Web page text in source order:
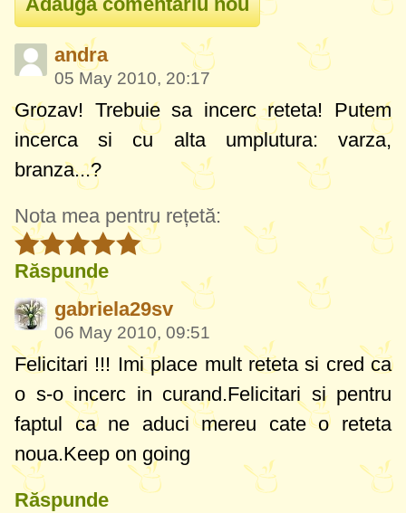
andra
05 May 2010, 20:17
Grozav! Trebuie sa incerc reteta! Putem
incerca si cu alta umplutura: varza,
branza...?
Nota mea pentru rețetă:
Răspunde
gabriela29sv
06 May 2010, 09:51
Felicitari !!! Imi place mult reteta si cred ca
o s-o incerc in curand.Felicitari si pentru
faptul ca ne aduci mereu cate o reteta
noua.Keep on going
Răspunde